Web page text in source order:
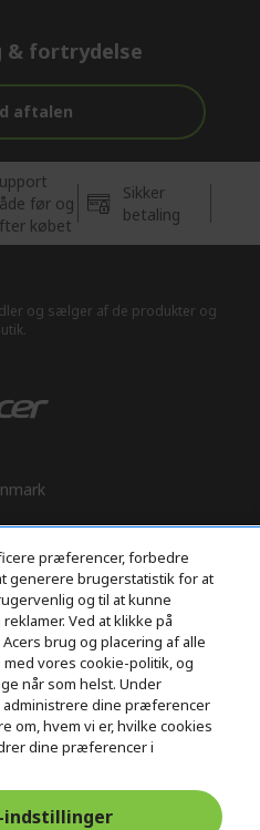
& fortrydelse
aftalen
før og
købet
Sikker
betaling
og sælger af de produkter og
præferencer, forbedre
generere brugerstatistik for at
og til at kunne
Ved at klikke på
brug og placering af alle
vores cookie-politik, og
når som helst. Under
dine præferencer
om, hvem vi er, hvilke cookies
dine præferencer i
indstillinger